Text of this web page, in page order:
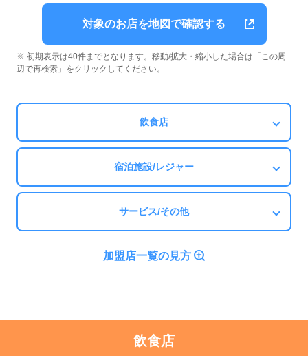
対象のお店を地図で確認する
※ 初期表示は40件までとなります。移動/拡大・縮小した場合は「この周
辺で再検索」をクリックしてください。
飲食店
宿泊施設/レジャー
サービス/その他
加盟店一覧の見方
飲食店